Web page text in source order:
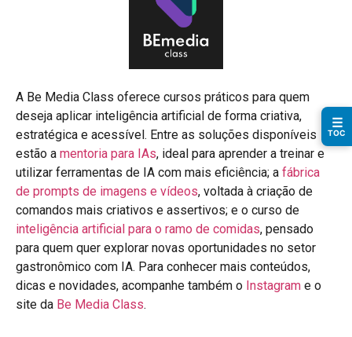
A Be Media Class oferece cursos práticos para quem
deseja aplicar inteligência artificial de forma criativa,
estratégica e acessível. Entre as soluções disponíveis
estão a mentoria para IAs, ideal para aprender a treinar e
utilizar ferramentas de IA com mais eficiência; a fábrica
de prompts de imagens e vídeos, voltada à criação de
comandos mais criativos e assertivos; e o curso de
inteligência artificial para o ramo de comidas, pensado
para quem quer explorar novas oportunidades no setor
gastronômico com IA. Para conhecer mais conteúdos,
dicas e novidades, acompanhe também o Instagram e o
site da Be Media Class.
☰
TOC